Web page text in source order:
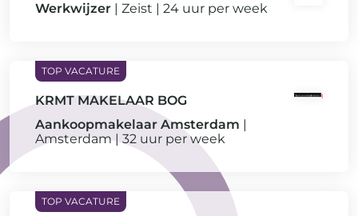
Werkwijzer
Zeist 24 uur per week
KRMT MAKELAAR BOG
Aankoopmakelaar Amsterdam
Amsterdam 32 uur per week